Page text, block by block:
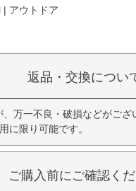
| アウトドア
返品・交換につい
万一不良・破損などがご
に限り可能です。
ご購入前にご確認く